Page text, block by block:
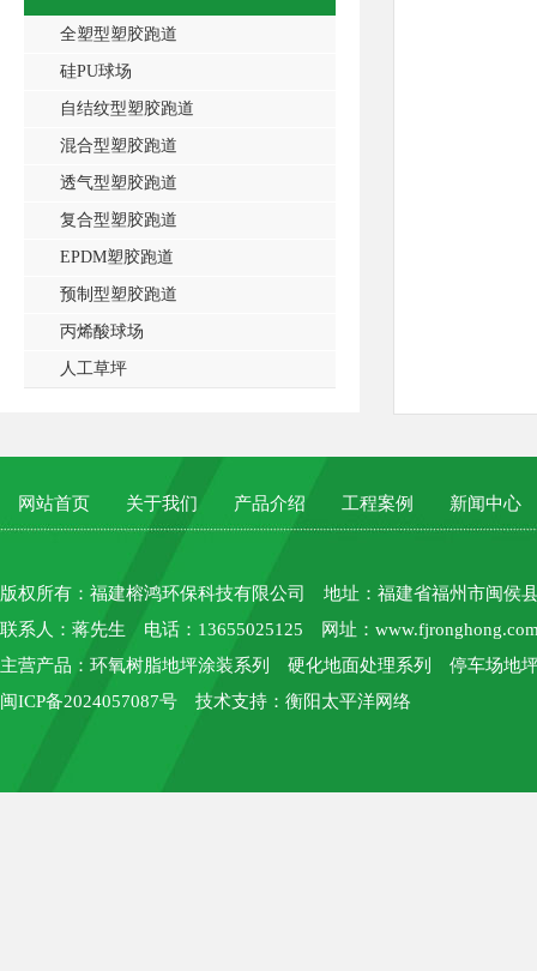
全塑型塑胶跑道
硅PU球场
自结纹型塑胶跑道
混合型塑胶跑道
透气型塑胶跑道
复合型塑胶跑道
EPDM塑胶跑道
预制型塑胶跑道
丙烯酸球场
人工草坪
网站首页 关于我们 产品介绍 工程案例 新闻中心
版权所有： 福建榕鸿环保科技有限公司
地址：福建省福州市闽侯
联系人：蒋先生 电话：13655025125 网址：
主营产品：环氧树脂地坪涂装系列 硬化地面处理系列 停车场
闽ICP备2024057087号 技术支持： 衡阳太平洋网络